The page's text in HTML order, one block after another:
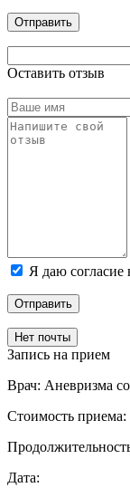
Отправить
Оставить отзыв
Я даю согласие
Отправить
Нет почты
Запись на прием
Врач: Аневризма
Стоимость приема:
Дата: